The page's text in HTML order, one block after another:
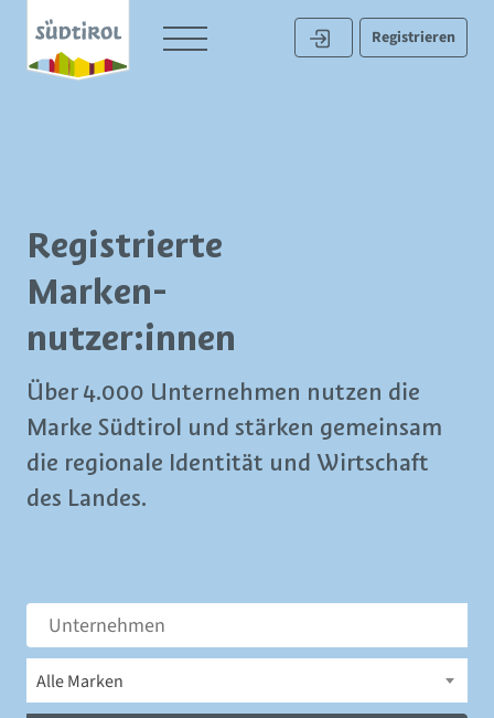
Registrieren
Registrierte
Marken­
nutzer:innen
Über 4.000 Unternehmen nutzen die
Marke Südtirol und stärken gemeinsam
die regionale Identität und Wirtschaft
des Landes.
Alle Marken